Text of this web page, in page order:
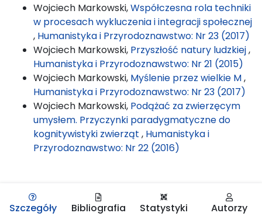
Wojciech Markowski,Współczesna rola techniki
w procesach wykluczenia i integracji społecznej
, Humanistyka i Przyrodoznawstwo: Nr 23 (2017)
Wojciech Markowski, Przyszłość natury ludzkiej,
Humanistyka i Przyrodoznawstwo: Nr 21 (2015)
Wojciech Markowski, Myślenie przez wielkie M,
Humanistyka i Przyrodoznawstwo: Nr 23 (2017)
Wojciech Markowski, Podążać za zwierzęcym
umysłem. Przyczynki paradygmatyczne do
kognitywistyki zwierząt , Humanistyka i
Przyrodoznawstwo: Nr 22 (2016)
Szczegóły Bibliografia Statystyki Autorzy